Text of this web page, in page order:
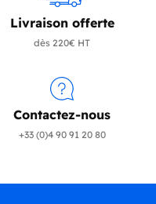
Livraison offerte
dès 220€ HT
Contactez-nous
+33 (0)4 90 91 20 80